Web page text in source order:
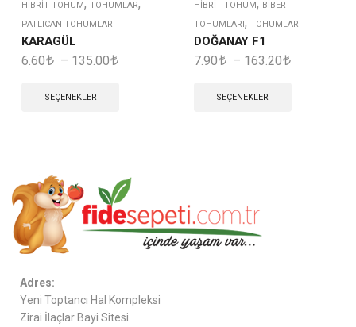
HIBRIT TOHUM, TOHUMLAR,
PATLICAN TOHUMLARI
KARAGÜL
6.60 – 135.00
SEÇENEKLER
HIBRIT TOHUM, BIBER
TOHUMLARI , TOHUMLAR
DOĞANAY F1
7.90 – 163.20
SEÇENEKLER
Adres:
Yeni Toptancı Hal Kompleksi
Zirai İlaçlar Bayi Sitesi